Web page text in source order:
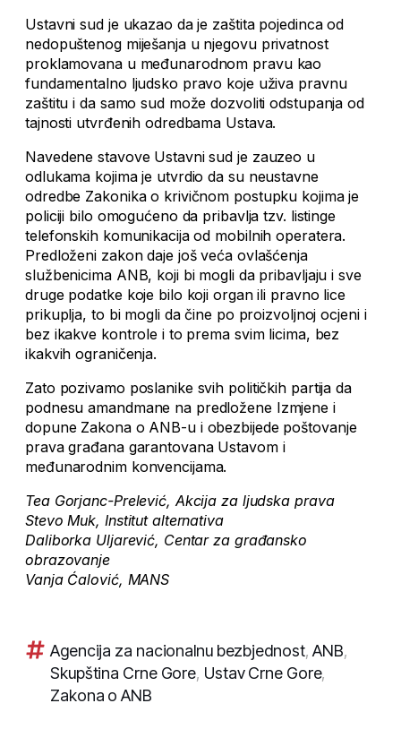
Ustavni sud je ukazao da je zaštita pojedinca od
nedopuštenog miješanja u njegovu privatnost
proklamovana u međunarodnom pravu kao
fundamentalno ljudsko pravo koje uživa pravnu
zaštitu i da samo sud može dozvoliti odstupanja od
tajnosti utvrđenih odredbama Ustava.
Navedene stavove Ustavni sud je zauzeo u
odlukama kojima je utvrdio da su neustavne
odredbe Zakonika o krivičnom postupku kojima je
policiji bilo omogućeno da pribavlja tzv. listinge
telefonskih komunikacija od mobilnih operatera.
Predloženi zakon daje još veća ovlašćenja
službenicima ANB, koji bi mogli da pribavljaju i sve
druge podatke koje bilo koji organ ili pravno lice
prikuplja, to bi mogli da čine po proizvoljnoj ocjeni i
bez ikakve kontrole i to prema svim licima, bez
ikakvih ograničenja.
Zato pozivamo poslanike svih političkih partija da
podnesu amandmane na predložene Izmjene i
dopune Zakona o ANB-u i obezbijede poštovanje
prava građana garantovana Ustavom i
međunarodnim konvencijama.
Tea Gorjanc-Prelević, Akcija za ljudska prava
Stevo Muk, Institut alternativa
Daliborka Uljarević, Centar za građansko
obrazovanje
Vanja Ćalović, MANS
Agencija za nacionalnu bezbjednost,ANB,
Skupština Crne Gore, Ustav Crne Gore,
Zakona o ANB